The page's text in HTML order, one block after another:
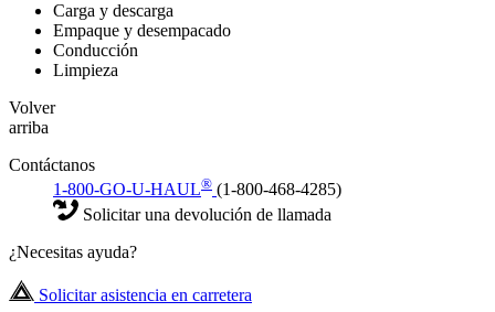
Carga y descarga
Empaque y desempacado
Conducción
Limpieza
Volver
arriba
Contáctanos
1-800-GO-U-HAUL® (1-800-468-4285)
Solicitar una devolución de llamada
¿Necesitas ayuda?
Solicitar asistencia en carretera